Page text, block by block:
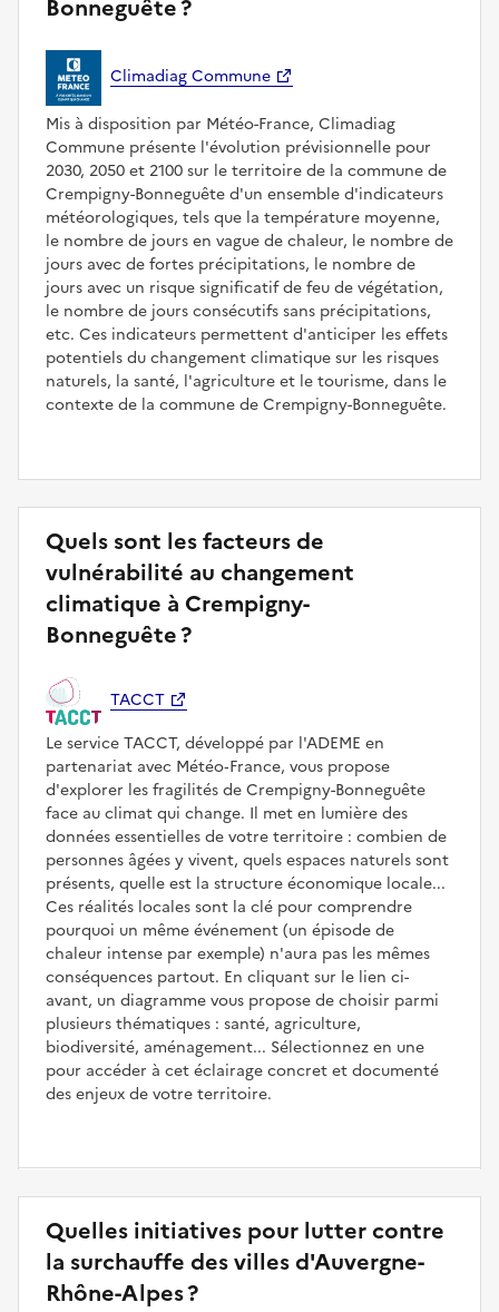
Bonneguête ?
Climadiag Commune
Mis à disposition par Météo-France, Climadiag
Commune présente l'évolution prévisionnelle pour
2030, 2050 et 2100 sur le territoire de la commune de
Crempigny-Bonneguête d'un ensemble d'indicateurs
météorologiques, tels que la température moyenne,
le nombre de jours en vague de chaleur, le nombre de
jours avec de fortes précipitations, le nombre de
jours avec un risque significatif de feu de végétation,
le nombre de jours consécutifs sans précipitations,
etc. Ces indicateurs permettent d'anticiper les effets
potentiels du changement climatique sur les risques
naturels, la santé, l'agriculture et le tourisme, dans le
contexte de la commune de Crempigny-Bonneguête.
Quels sont les facteurs de
vulnérabilité au changement
climatique à Crempigny-
Bonneguête ?
TACCT
Le service TACCT, développé par l'ADEME en
partenariat avec Météo‑France, vous propose
d'explorer les fragilités de Crempigny-Bonneguête
face au climat qui change. Il met en lumière des
données essentielles de votre territoire : combien de
personnes âgées y vivent, quels espaces naturels sont
présents, quelle est la structure économique locale...
Ces réalités locales sont la clé pour comprendre
pourquoi un même événement (un épisode de
chaleur intense par exemple) n'aura pas les mêmes
conséquences partout. En cliquant sur le lien ci-
avant, un diagramme vous propose de choisir parmi
plusieurs thématiques : santé, agriculture,
biodiversité, aménagement... Sélectionnez en une
pour accéder à cet éclairage concret et documenté
des enjeux de votre territoire.
Quelles initiatives pour lutter contre
la surchauffe des villes d'Auvergne-
Rhône-Alpes ?